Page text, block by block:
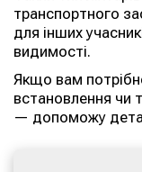
транспортного
для інших
видимості.
Якщо вам
встановлення чи
— допоможу